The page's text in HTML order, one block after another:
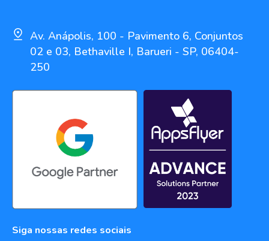
Av. Anápolis, 100 - Pavimento 6, Conjuntos
02 e 03, Bethaville I, Barueri - SP, 06404-
250
Siga nossas redes sociais